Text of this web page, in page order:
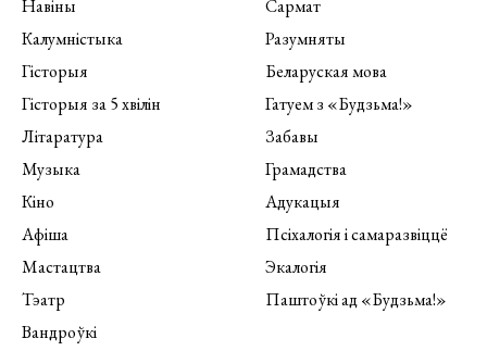
Навіны
Калумністыка
Гісторыя
Гісторыя за 5 хвілін
Літаратура
Музыка
Кіно
Афіша
Мастацтва
Тэатр
Вандроўкі
Сармат
Разумняты
Беларуская мова
Гатуем з «Будзьма!»
Забавы
Грамадства
Адукацыя
Псіхалогія і самаразвіццё
Экалогія
Паштоўкі ад «Будзьма!»